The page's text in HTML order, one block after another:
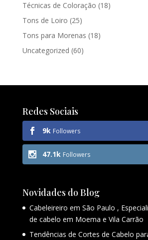
Técnicas de Coloração (18)
Tons de Loiro (25)
Tons para Morenas (18)
Uncategorized (60)
Redes Sociais
9k Followers
47.1k Followers
Novidades do Blog
Cabeleireiro em São Paulo ,
de cabelo em Moema e Vila Carrão
Tendências de Cortes de Cabelo